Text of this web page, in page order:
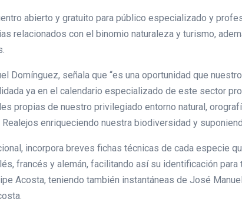
abierto y gratuito para público especializado y
relacionados con el binomio naturaleza y turismo,
Domínguez, señala que “es una oportunidad que
ya en el calendario especializado de este sector
propias de nuestro privilegiado entorno natural,
enriqueciendo nuestra biodiversidad y
incorpora breves fichas técnicas de cada especie
francés y alemán, facilitando así su identificación
Acosta, teniendo también instantáneas de José